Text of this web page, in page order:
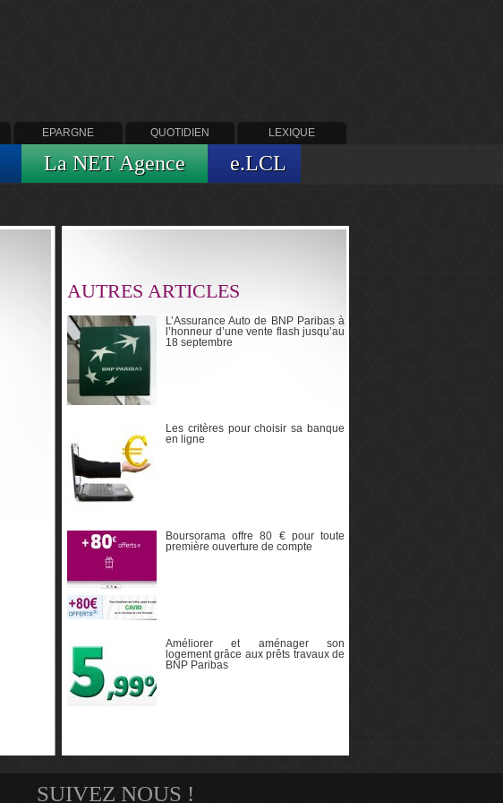
EPARGNE QUOTIDIEN LEXIQUE
La NET Agence
e.LCL
AUTRES ARTICLES
L’Assurance Auto de BNP Paribas à
l’honneur d’une vente flash jusqu’au
18 septembre
Les critères pour choisir sa banque
en ligne
Boursorama offre 80 € pour toute
première ouverture de compte
Améliorer et aménager son
logement grâce aux prêts travaux de
BNP Paribas
SUIVEZ NOUS !